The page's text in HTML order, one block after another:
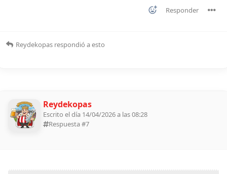
Responder
Reydekopas respondió a esto
Reydekopas
Escrito el día 14/04/2026 a las 08:28
Respuesta #7